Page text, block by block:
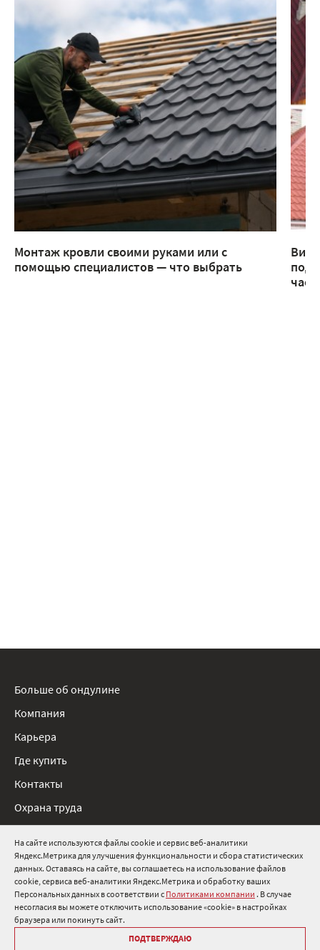
На сайте используются файлы cookie и сервис веб-аналитики
Яндекс.Метрика для улучшения функциональности и сбора статистических
данных. Оставаясь на сайте, вы соглашаетесь на использование файлов
cookie, сервиса веб-аналитики Яндекс.Метрика и обработку ваших
Персональных данных в соответствии с Политиками компании . В случае
несогласия вы можете отключить использование «cookie» в настройках
браузера или покинуть сайт.
ПОДТВЕРЖДАЮ
Монтаж кровли своими руками или с
помощью специалистов — что выбрать
8 800 511 91 82
info@onduline.ru
Россия Беларусь Казахстан
Больше об ондулине
Компания
Карьера
Где купить
Контакты
Охрана труда